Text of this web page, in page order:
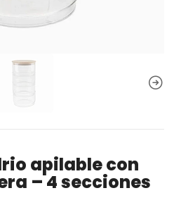
apilable con
– 4 secciones